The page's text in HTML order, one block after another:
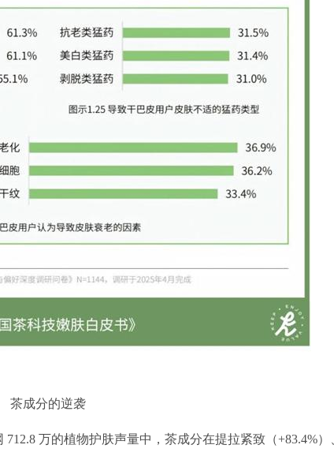
茶成分的逆袭
万的植物护肤声量中，茶成分在提拉紧致（+83.4%）